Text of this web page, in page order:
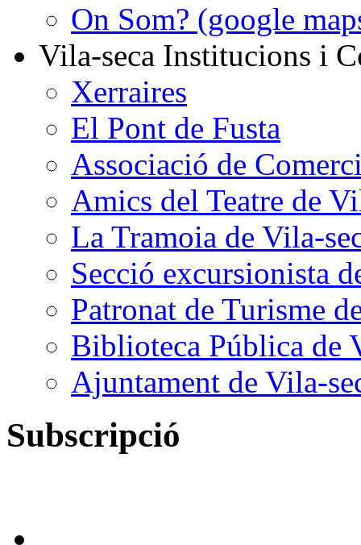
On Som? (google
Vila-seca Institucions i
Xerraires
El Pont de Fusta
Associació de
Amics del Teatre de
La Tramoia de Vila-
Secció excursionista
Patronat de Turisme
Biblioteca Pública de
Ajuntament de Vila-
Subscripció